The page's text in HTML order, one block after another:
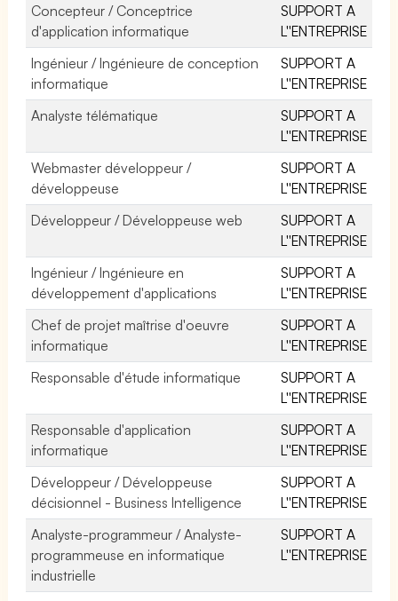
Concepteur / Conceptrice
d'application informatique
SUPPORT A
L''ENTREPRISE
Ingénieur / Ingénieure de conception
informatique
SUPPORT A
L''ENTREPRISE
Analyste télématique
SUPPORT A
L''ENTREPRISE
Webmaster développeur /
développeuse
SUPPORT A
L''ENTREPRISE
Développeur / Développeuse web
SUPPORT A
L''ENTREPRISE
Ingénieur / Ingénieure en
développement d'applications
SUPPORT A
L''ENTREPRISE
Chef de projet maîtrise d'oeuvre
informatique
SUPPORT A
L''ENTREPRISE
Responsable d'étude informatique
SUPPORT A
L''ENTREPRISE
Responsable d'application
informatique
SUPPORT A
L''ENTREPRISE
Développeur / Développeuse
décisionnel - Business Intelligence
SUPPORT A
L''ENTREPRISE
Analyste-programmeur / Analyste-
programmeuse en informatique
industrielle
SUPPORT A
L''ENTREPRISE